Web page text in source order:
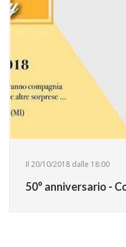
Il 20/10/2018 dalle 18:00
50° anniversario -